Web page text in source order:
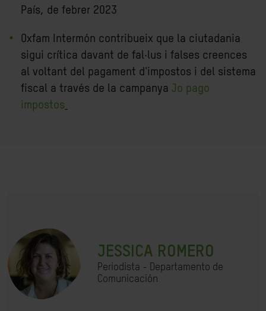
País, de febrer 2023
Oxfam Intermón contribueix que la ciutadania
sigui crítica davant de fal·lus i falses creences
al voltant del pagament d'impostos i del sistema
fiscal a través de la campanya Jo pago
impostos
JESSICA ROMERO
Periodista - Departamento de
Comunicación